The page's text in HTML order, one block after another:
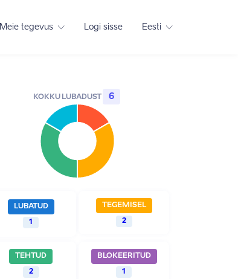
Meie tegevus Logi sisse Eesti
KOKKU LUBADUST 6
LUBATUD
1
TEGEMISEL
2
TEHTUD
2
BLOKEERITUD
1